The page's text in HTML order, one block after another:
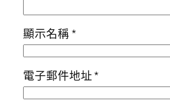
顯示名稱*
電子郵件地址*